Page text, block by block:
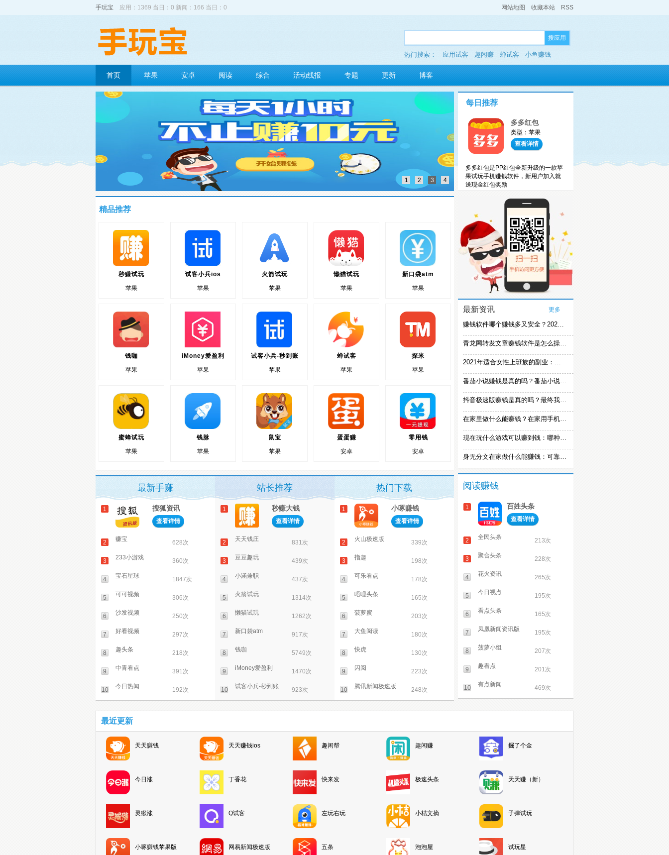
手玩宝 应用：1369 当日：0 新闻：166 当日：0 网站地图 收藏本站 RSS
搜应用
热门搜索： 应用试客 趣闲赚 蝉试客 小鱼赚钱
多玩红包
首页 苹果 安卓 阅读 综合 活动线报 专题 更新 博客
4
3
2
1
精品推荐
秒赚试玩
苹果
试客小兵ios
苹果
火箭试玩
苹果
懒猫试玩
苹果
新口袋atm
苹果
钱咖
苹果
iMoney爱盈利
苹果
试客小兵-秒到账
苹果
蝉试客
苹果
探米
苹果
蜜蜂试玩
苹果
钱脉
苹果
鼠宝
苹果
蛋蛋赚
安卓
零用钱
安卓
最新手赚
1 搜狐资讯
查看详情
2 赚宝 628次
3 233小游戏 360次
4 宝石星球 1847次
5 可可视频 306次
6 沙发视频 250次
7 好看视频 297次
8 趣头条 218次
9 中青看点 391次
10 今日热闻 192次
站长推荐
1 秒赚大钱
查看详情
2 天天钱庄 831次
3 豆豆趣玩 439次
4 小涵兼职 437次
5 火箭试玩 1314次
6 懒猫试玩 1262次
7 新口袋atm 917次
8 钱咖 5749次
9 iMoney爱盈利 1470次
10 试客小兵-秒到账 923次
热门下载
1 小啄赚钱
查看详情
2 火山极速版 339次
3 指趣 198次
4 可乐看点 178次
5 唔哩头条 165次
6 菠萝蜜 203次
7 大鱼阅读 180次
8 快虎 130次
9 闪阅 223次
10 腾讯新闻极速版 248次
每日推荐
多多红包
类型：苹果
查看详情
多多红包是PP红包全新升级的一款苹
果试玩手机赚钱软件，新用户加入就
送现金红包奖励
最新资讯 更多
赚钱软件哪个赚钱多又安全？2021精选赚钱软件
青龙网转发文章赚钱软件是怎么操作的？
2021年适合女性上班族的副业：女生在家赚钱兼职推荐
番茄小说赚钱是真的吗？番茄小说怎么操作赚钱
抖音极速版赚钱是真的吗？最终我还是放弃刷视频赚钱
在家里做什么能赚钱？在家用手机赚钱的方法
现在玩什么游戏可以赚到钱：哪种游戏赚钱比较快？
身无分文在家做什么能赚钱：可靠的在家赚钱方法
阅读赚钱
1 百姓头条
查看详情
2 全民头条 213次
3 聚合头条 228次
4 花火资讯 265次
5 今日视点 195次
6 看点头条 165次
7 凤凰新闻资讯版 195次
8 菠萝小组 207次
9 趣看点 201次
10 有点新闻 469次
最近更新
天天赚钱 天天赚钱ios 趣闲帮 趣闲赚 掘了个金
今日涨 丁香花 快来发 极速头条 天天赚（新）
灵猴涨 Q试客 左玩右玩 小桔文摘 子弹试玩
小啄赚钱苹果版 网易新闻极速版 五条 泡泡屋 试玩星